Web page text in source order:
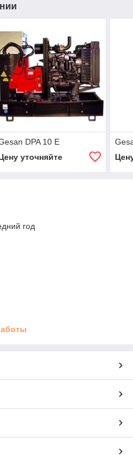
DPA 10 E
уточняйте
год